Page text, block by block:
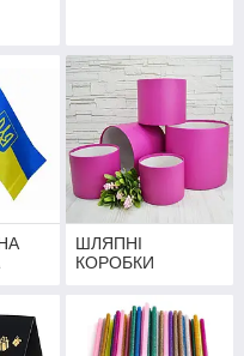
ШЛЯПНІ
КОРОБКИ